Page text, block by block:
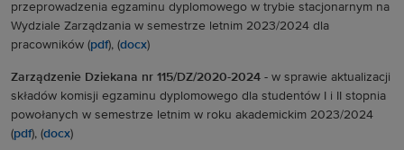
przeprowadzenia egzaminu dyplomowego w trybie stacjonarnym na
Wydziale Zarządzania w semestrze letnim 2023/2024 dla
pracowników (pdf), (docx)
Zarządzenie Dziekana nr 115/DZ/2020-2024 - w sprawie aktualizacji
składów komisji egzaminu dyplomowego dla studentów I i II stopnia
powołanych w semestrze letnim w roku akademickim 2023/2024
(pdf), (docx)